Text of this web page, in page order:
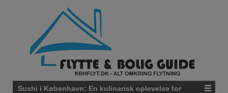
Sushi i København: En kulinarisk oplevelse for